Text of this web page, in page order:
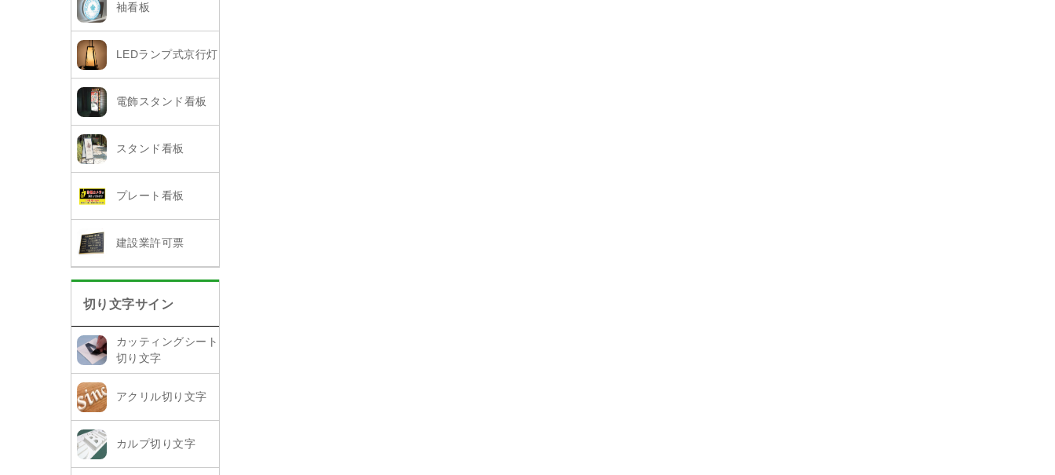
袖看板
LEDランプ式京行灯
電飾スタンド看板
スタンド看板
プレート看板
建設業許可票
切り文字サイン
カッティングシート
切り文字
アクリル切り文字
カルプ切り文字